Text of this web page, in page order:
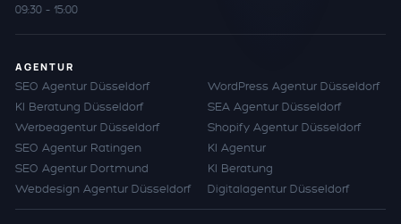
09:30 – 15:00
AGENTUR
SEO Agentur Düsseldorf
KI Beratung Düsseldorf
Werbeagentur Düsseldorf
SEO Agentur Ratingen
SEO Agentur Dortmund
Webdesign Agentur Düsseldorf
WordPress Agentur Düsseldorf
SEA Agentur Düsseldorf
Shopify Agentur Düsseldorf
KI Agentur
KI Beratung
Digitalagentur Düsseldorf